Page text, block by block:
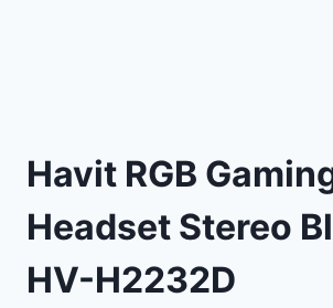
Havit RGB
Headset Stereo
HV-H2232D